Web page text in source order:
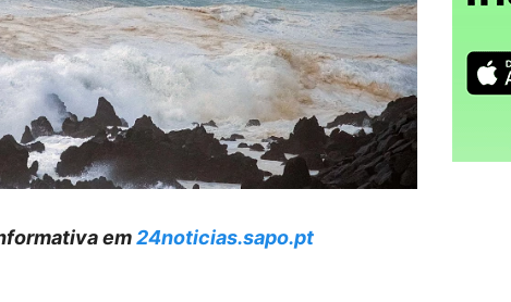
em24noticias.sapo.pt